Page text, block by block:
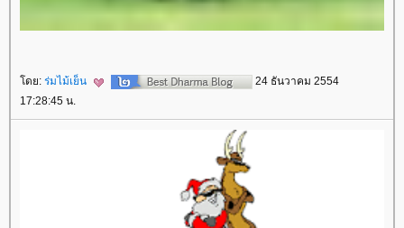
ดย: ร่มไม้เย็น
24 ธันวาคม 2554
17:28:45 น.